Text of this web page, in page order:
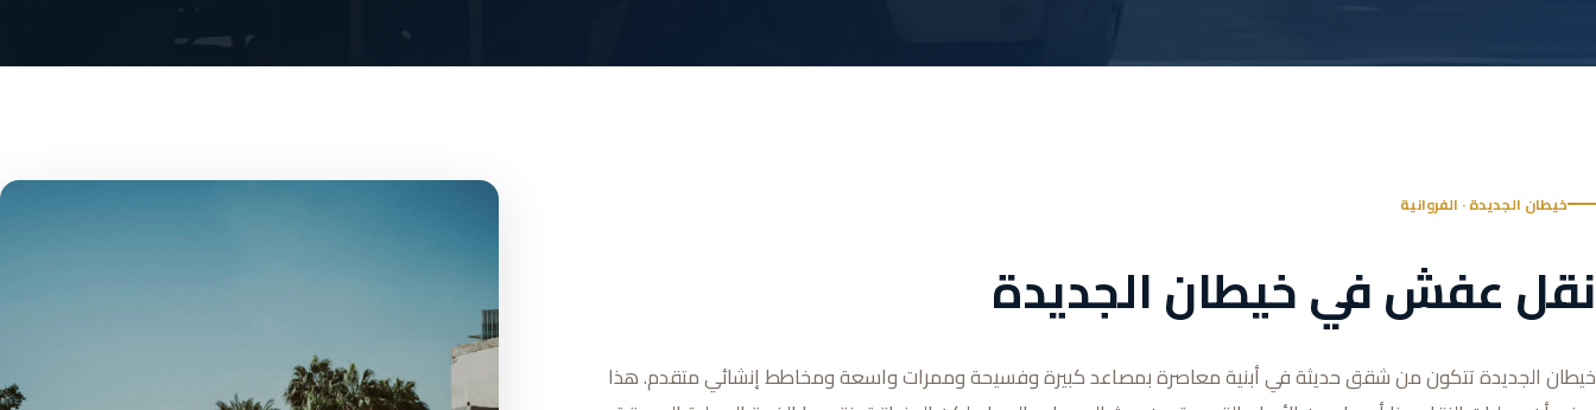
خيطان الجديدة · الفروانية
نقل عفش في خيطان الجديدة
خيطان الجديدة تتكون من شقق حديثة في أبنية معاصرة بمصاعد كبيرة وفسيحة وممرات واسعة ومخاطط إنشائي متقدم. هذا